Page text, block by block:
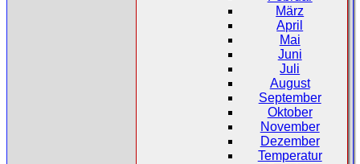
März
April
Mai
Juni
Juli
August
September
Oktober
November
Dezember
Temperatur